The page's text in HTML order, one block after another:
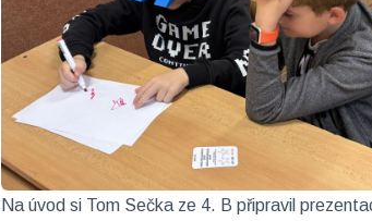
​Na úvod si Tom Sečka ze 4. B připravil